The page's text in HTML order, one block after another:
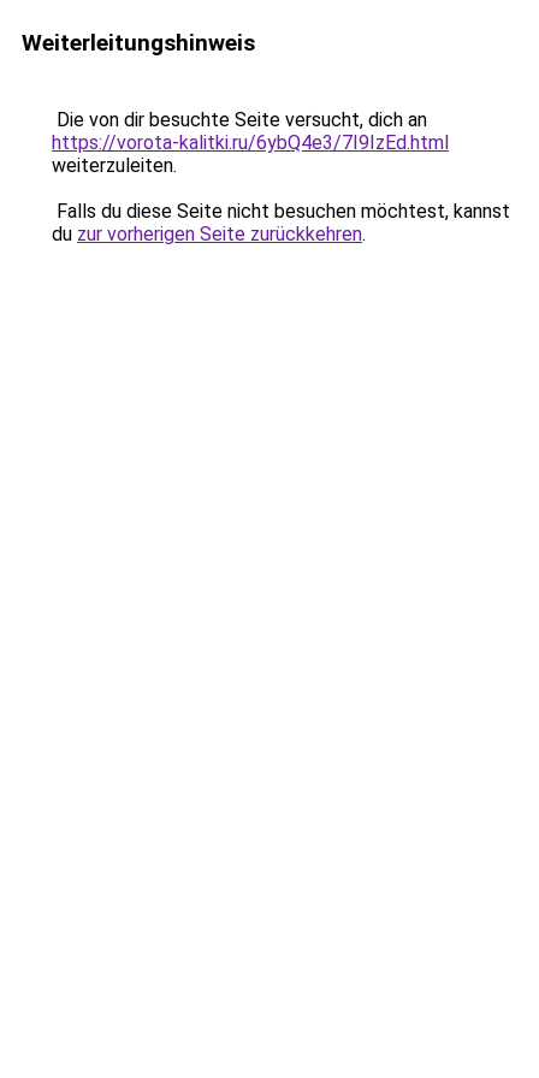
Weiterleitungshinweis
Die von dir besuchte Seite versucht, dich an
https://vorota-kalitki.ru/6ybQ4e3/7I9IzEd.html
weiterzuleiten.
Falls du diese Seite nicht besuchen möchtest, kannst
du zur vorherigen Seite zurückkehren.